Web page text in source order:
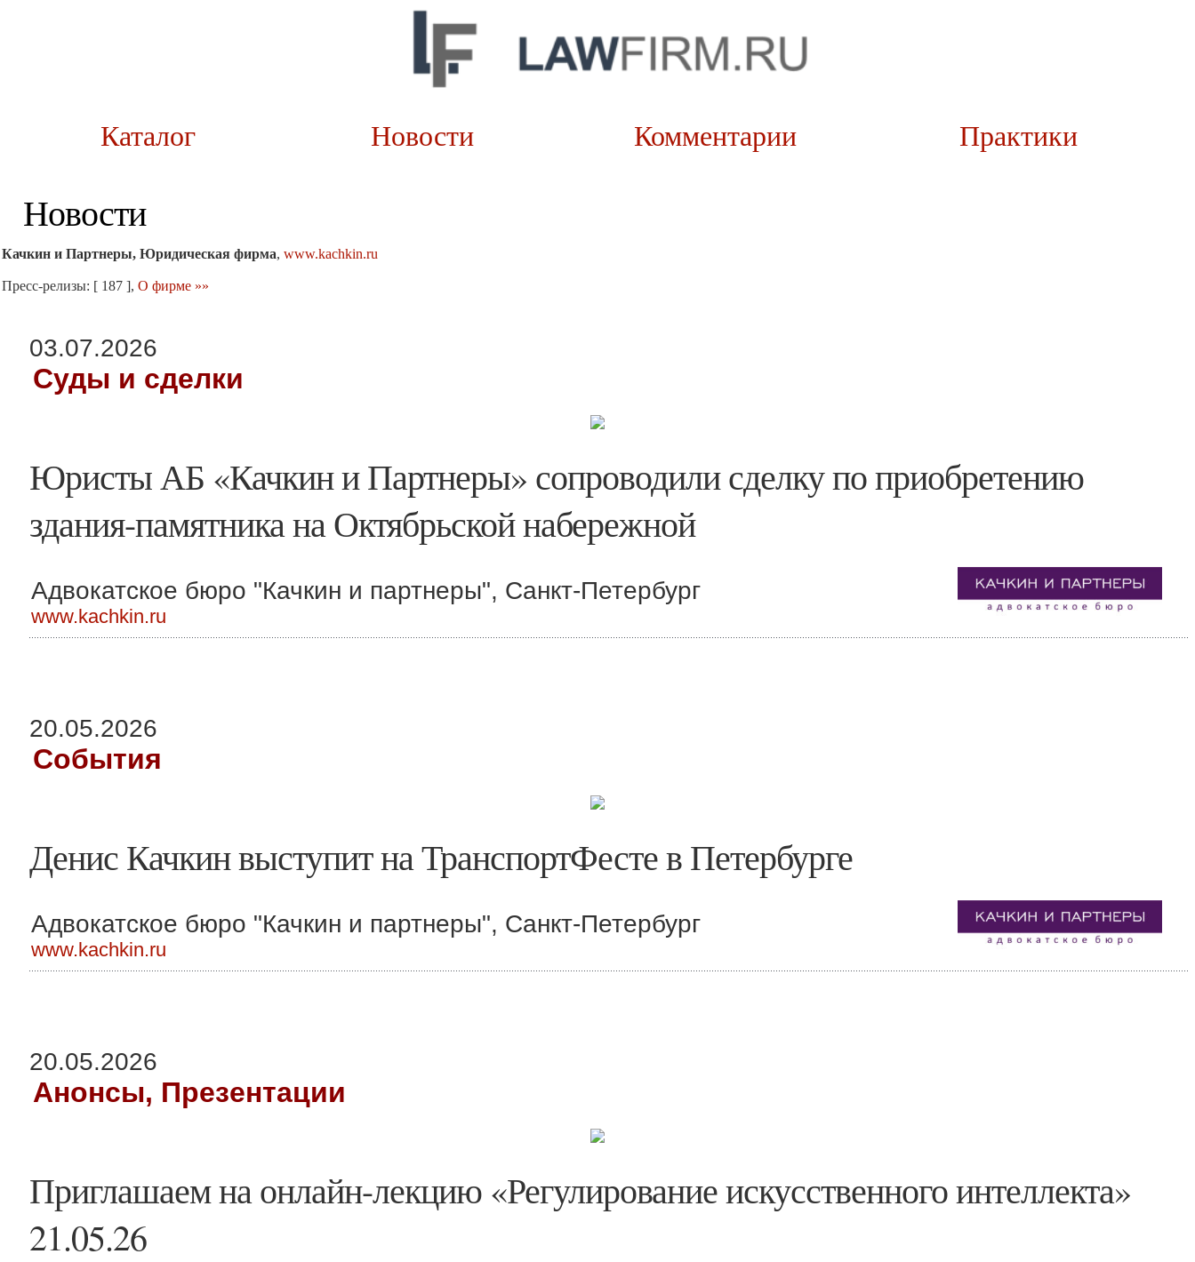
Каталог Новости Комментарии Практики
Новости
Качкин и Партнеры, Юридическая фирма, www.kachkin.ru
Пресс-релизы: [ 187 ], О фирме »»
03.07.2026
Суды и сделки
Юристы АБ «Качкин и Партнеры» сопроводили сделку по приобретению
здания-памятника на Октябрьской набережной
Адвокатское бюро "Качкин и партнеры", Санкт-Петербург
www.kachkin.ru
20.05.2026
События
Денис Качкин выступит на ТранспортФесте в Петербурге
Адвокатское бюро "Качкин и партнеры", Санкт-Петербург
www.kachkin.ru
20.05.2026
Анонсы, Презентации
Приглашаем на онлайн-лекцию «Регулирование искусственного интеллекта»
21.05.26